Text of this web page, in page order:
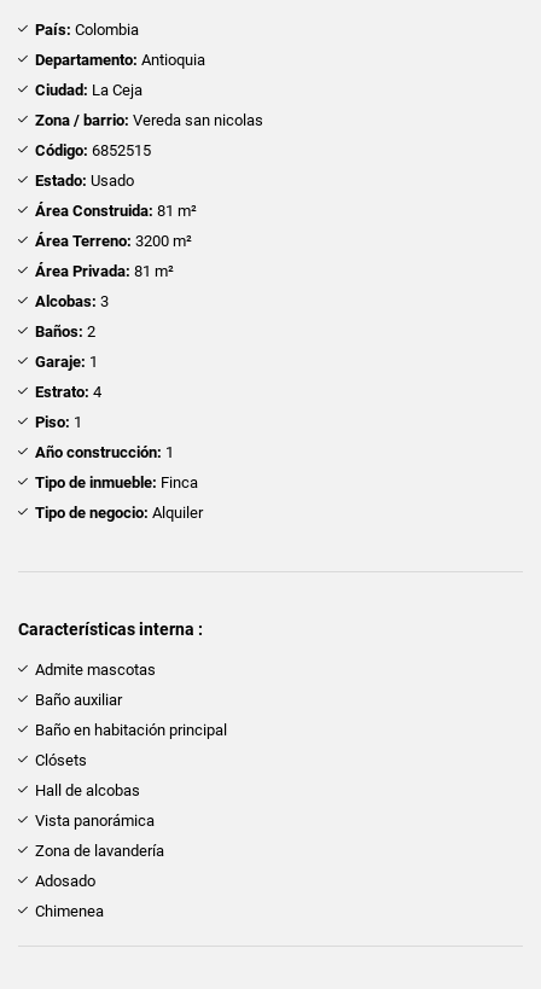
País: Colombia
Departamento: Antioquia
Ciudad: La Ceja
Zona / barrio: Vereda san nicolas
Código: 6852515
Estado: Usado
Área Construida: 81 m²
Área Terreno: 3200 m²
Área Privada: 81 m²
Alcobas: 3
Baños: 2
Garaje: 1
Estrato: 4
Piso: 1
Año construcción: 1
Tipo de inmueble: Finca
Tipo de negocio: Alquiler
Características interna :
Admite mascotas
Baño auxiliar
Baño en habitación principal
Clósets
Hall de alcobas
Vista panorámica
Zona de lavandería
Adosado
Chimenea